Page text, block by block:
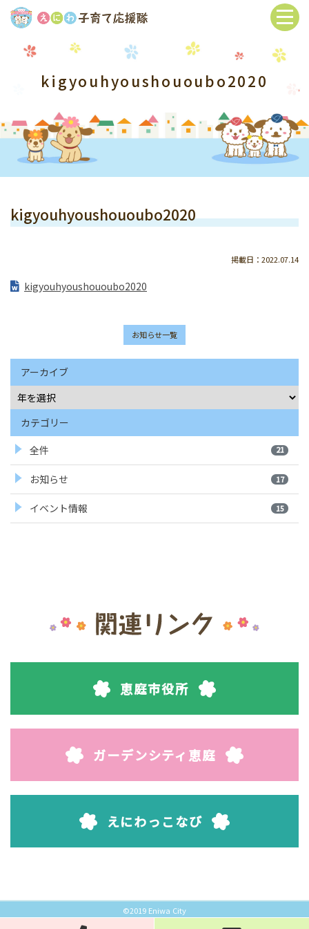
kigyouhyoushououbo2020
kigyouhyoushououbo2020
掲載日：2022.07.14
kigyouhyoushououbo2020
お知らせ一覧
アーカイブ
カテゴリー
全件 21
お知らせ 17
イベント情報 15
恵庭市役所
ガーデンシティ恵庭
えにわっこなび
©2019 Eniwa City